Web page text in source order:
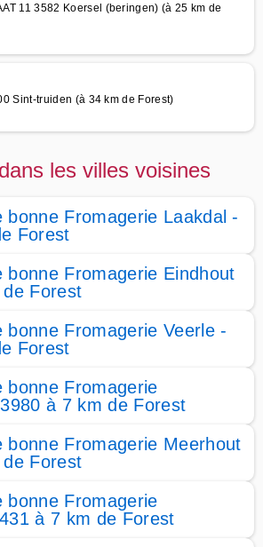
11 3582 Koersel (beringen) (à 25 km de
Sint-truiden (à 34 km de Forest)
les villes voisines
bonne Fromagerie Laakdal -
Forest
bonne Fromagerie Eindhout
Forest
bonne Fromagerie Veerle -
Forest
bonne Fromagerie
à 7 km de Forest
bonne Fromagerie Meerhout
Forest
bonne Fromagerie
à 7 km de Forest